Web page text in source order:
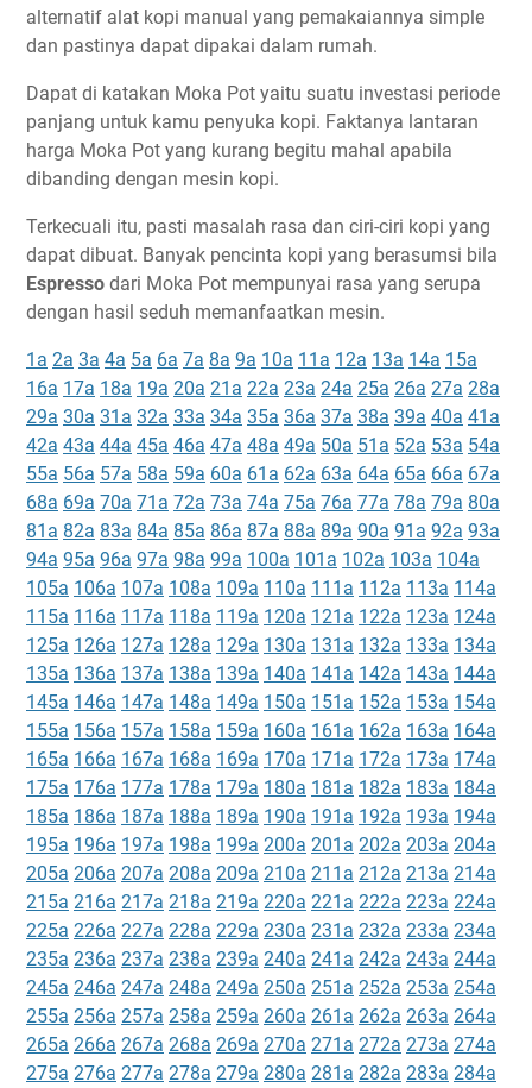
alternatif alat kopi manual yang pemakaiannya simple
dan pastinya dapat dipakai dalam rumah.
Dapat di katakan Moka Pot yaitu suatu investasi periode
panjang untuk kamu penyuka kopi. Faktanya lantaran
harga Moka Pot yang kurang begitu mahal apabila
dibanding dengan mesin kopi.
Terkecuali itu, pasti masalah rasa dan ciri-ciri kopi yang
dapat dibuat. Banyak pencinta kopi yang berasumsi bila
Espresso dari Moka Pot mempunyai rasa yang serupa
dengan hasil seduh memanfaatkan mesin.
1a 2a 3a 4a 5a 6a 7a 8a 9a 10a 11a 12a 13a 14a 15a
16a 17a 18a 19a 20a 21a 22a 23a 24a 25a 26a 27a 28a
29a 30a 31a 32a 33a 34a 35a 36a 37a 38a 39a 40a 41a
42a 43a 44a 45a 46a 47a 48a 49a 50a 51a 52a 53a 54a
55a 56a 57a 58a 59a 60a 61a 62a 63a 64a 65a 66a 67a
68a 69a 70a 71a 72a 73a 74a 75a 76a 77a 78a 79a 80a
81a 82a 83a 84a 85a 86a 87a 88a 89a 90a 91a 92a 93a
94a 95a 96a 97a 98a 99a 100a 101a 102a 103a 104a
105a 106a 107a 108a 109a 110a 111a 112a 113a 114a
115a 116a 117a 118a 119a 120a 121a 122a 123a 124a
125a 126a 127a 128a 129a 130a 131a 132a 133a 134a
135a 136a 137a 138a 139a 140a 141a 142a 143a 144a
145a 146a 147a 148a 149a 150a 151a 152a 153a 154a
155a 156a 157a 158a 159a 160a 161a 162a 163a 164a
165a 166a 167a 168a 169a 170a 171a 172a 173a 174a
175a 176a 177a 178a 179a 180a 181a 182a 183a 184a
185a 186a 187a 188a 189a 190a 191a 192a 193a 194a
195a 196a 197a 198a 199a 200a 201a 202a 203a 204a
205a 206a 207a 208a 209a 210a 211a 212a 213a 214a
215a 216a 217a 218a 219a 220a 221a 222a 223a 224a
225a 226a 227a 228a 229a 230a 231a 232a 233a 234a
235a 236a 237a 238a 239a 240a 241a 242a 243a 244a
245a 246a 247a 248a 249a 250a 251a 252a 253a 254a
255a 256a 257a 258a 259a 260a 261a 262a 263a 264a
265a 266a 267a 268a 269a 270a 271a 272a 273a 274a
275a 276a 277a 278a 279a 280a 281a 282a 283a 284a